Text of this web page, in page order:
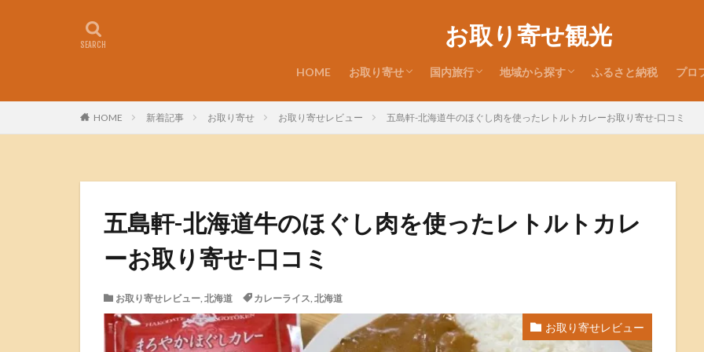
お取り寄せ観光
HOME お取り寄せ
お取り寄せレビュー
お取り寄せ特集
お取り寄せ情報
国内旅行
旅行記
お土産レビュー
地域から探す
北海道
東北地方
関東地方
北陸地方
近畿地方
中国地方
四国地方
九州・沖縄地方
ふるさと納税 プロ
HOME 新着記事 お取り寄せ お取り寄せレビュー 五島軒-北海道牛のほぐし肉を使ったレトルトカレーお取り寄せ-口コミ
五島軒-北海道牛のほぐし肉を使ったレトルトカレ
ーお取り寄せ-口コミ
お取り寄せレビュー, 北海道 カレーライス, 北海道
お取り寄せレビュー